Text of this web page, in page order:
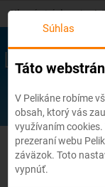
Skip
content
Hlavná stránka /
Lacné
Čile
Súhlas
Táto
V Pelikáne robíme
obsah, ktorý vás
využívaním
prezeraní webu
záväzok. Toto
vypnúť.